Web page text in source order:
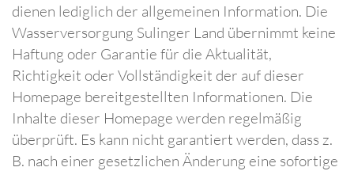
dienen lediglich der allgemeinen Information. Die
Wasserversorgung Sulinger Land übernimmt keine
Haftung oder Garantie für die Aktualität,
Richtigkeit oder Vollständigkeit der auf dieser
Homepage bereitgestellten Informationen. Die
Inhalte dieser Homepage werden regelmäßig
überprüft. Es kann nicht garantiert werden, dass z.
B. nach einer gesetzlichen Änderung eine sofortige